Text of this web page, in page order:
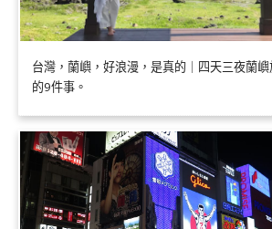
台灣，蘭嶼，好浪漫，是真的｜四天三夜蘭
的9件事。